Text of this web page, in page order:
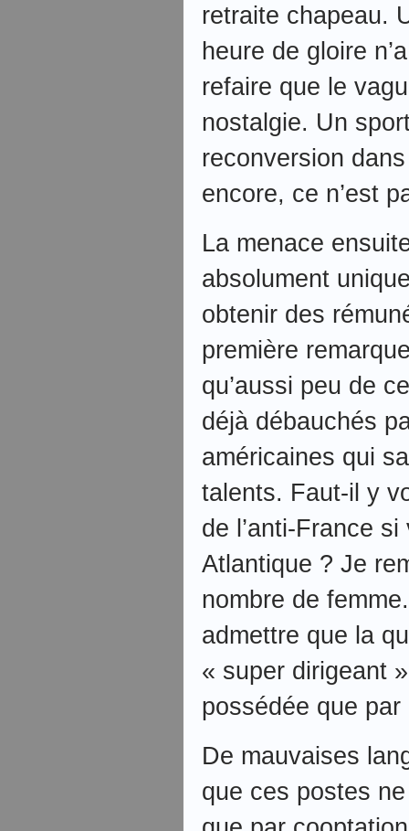
retraite chapeau.
heure de gloire
refaire que le
nostalgie. Un
reconversion
encore, ce n’est
La menace
absolument
obtenir des
première
qu’aussi peu de
déjà débauchés
américaines qui
talents. Faut-il y
de l’anti-France
Atlantique ? Je
nombre de
admettre que la
« super dirigeant
possédée que
De mauvaises
que ces postes